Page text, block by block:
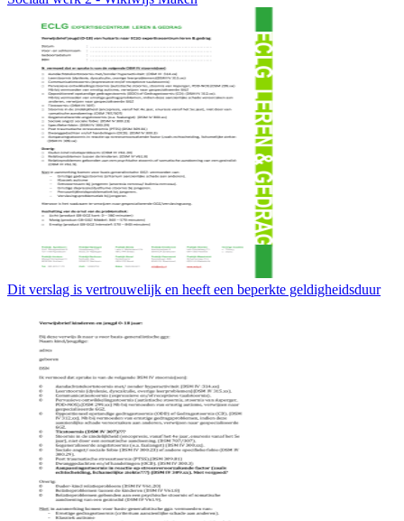
Dit verslag is vertrouwelijk en heeft een beperkte geldigheidsduur